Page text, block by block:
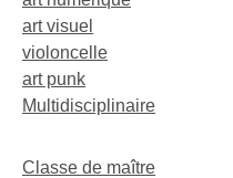
art visuel
violoncelle
art punk
Multidisciplinaire
Classe de maître